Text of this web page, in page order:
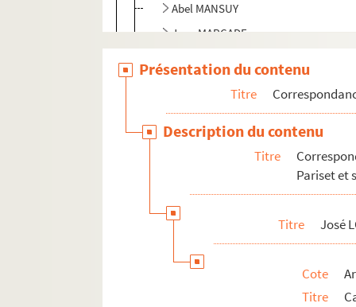
Abel MANSUY
Jean MARCADE
Pierre MARTIN
Michel MASTORAKIS
François MAX-KANN
Présentation du contenu
Titre
Description du contenu
Titre
Pariset et
Titre José
Cote
Titre